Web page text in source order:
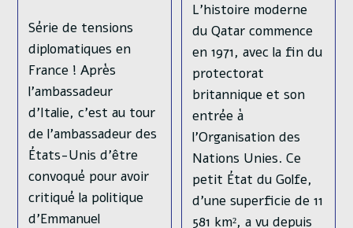
Série de tensions
diplomatiques en
France ! Après
l’ambassadeur
d’Italie, c’est au tour
de l’ambassadeur des
États-Unis d’être
convoqué pour avoir
critiqué la politique
d’Emmanuel
L’histoire moderne
du Qatar commence
en 1971, avec la fin du
protectorat
britannique et son
entrée à
l’Organisation des
Nations Unies. Ce
petit État du Golfe,
d’une superficie de 11
581 km², a vu depuis